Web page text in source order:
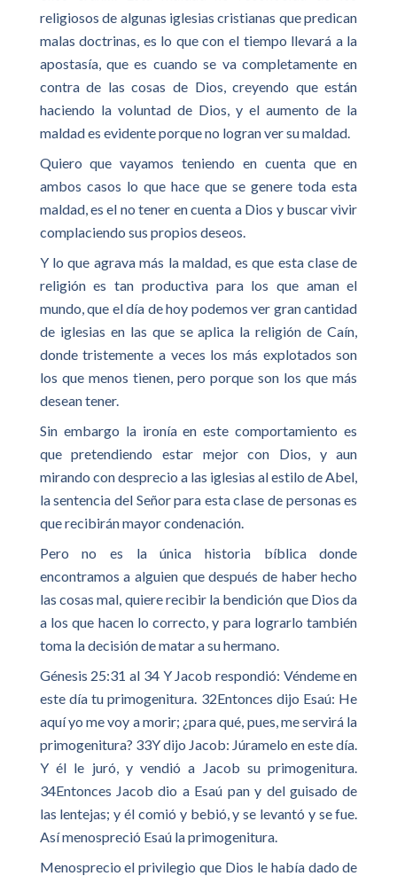
religiosos de algunas iglesias cristianas que predican
malas doctrinas, es lo que con el tiempo llevará a la
apostasía, que es cuando se va completamente en
contra de las cosas de Dios, creyendo que están
haciendo la voluntad de Dios, y el aumento de la
maldad es evidente porque no logran ver su maldad.
Quiero que vayamos teniendo en cuenta que en
ambos casos lo que hace que se genere toda esta
maldad, es el no tener en cuenta a Dios y buscar vivir
complaciendo sus propios deseos.
Y lo que agrava más la maldad, es que esta clase de
religión es tan productiva para los que aman el
mundo, que el día de hoy podemos ver gran cantidad
de iglesias en las que se aplica la religión de Caín,
donde tristemente a veces los más explotados son
los que menos tienen, pero porque son los que más
desean tener.
Sin embargo la ironía en este comportamiento es
que pretendiendo estar mejor con Dios, y aun
mirando con desprecio a las iglesias al estilo de Abel,
la sentencia del Señor para esta clase de personas es
que recibirán mayor condenación.
Pero no es la única historia bíblica donde
encontramos a alguien que después de haber hecho
las cosas mal, quiere recibir la bendición que Dios da
a los que hacen lo correcto, y para lograrlo también
toma la decisión de matar a su hermano.
Génesis 25:31 al 34 Y Jacob respondió: Véndeme en
este día tu primogenitura. 32Entonces dijo Esaú: He
aquí yo me voy a morir; ¿para qué, pues, me servirá la
primogenitura? 33Y dijo Jacob: Júramelo en este día.
Y él le juró, y vendió a Jacob su primogenitura.
34Entonces Jacob dio a Esaú pan y del guisado de
las lentejas; y él comió y bebió, y se levantó y se fue.
Así menospreció Esaú la primogenitura.
Menosprecio el privilegio que Dios le había dado de